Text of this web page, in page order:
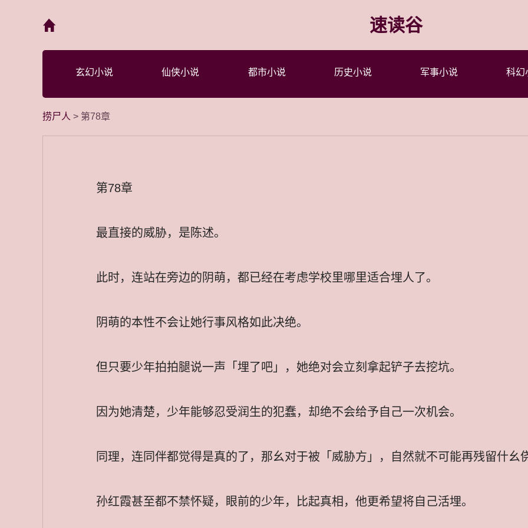
速读谷
玄幻小说 仙侠小说 都市小说 历史小说 军事小说 科幻
捞尸人 > 第78章
第78章
最直接的威胁，是陈述。
此时，连站在旁边的阴萌，都已经在考虑学校里哪里适合埋人了。
阴萌的本性不会让她行事风格如此决绝。
但只要少年拍拍腿说一声「埋了吧」，她绝对会立刻拿起铲子去挖坑。
因为她清楚，少年能够忍受润生的犯蠢，却绝不会给予自己一次机会。
同理，连同伴都觉得是真的了，那幺对于被「威胁方」，自然就不可能再残留什幺
孙红霞甚至都不禁怀疑，眼前的少年，比起真相，他更希望将自己活埋。